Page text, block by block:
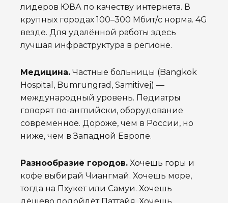
лидеров ЮВА по качеству интернета. В
крупных городах 100–300 Мбит/с норма. 4G
везде. Для удалённой работы здесь
лучшая инфраструктура в регионе.
Медицина. Частные больницы (Bangkok
Hospital, Bumrungrad, Samitivej) —
международный уровень. Педиатры
говорят по-английски, оборудование
современное. Дороже, чем в России, но
ниже, чем в Западной Европе.
Разнообразие городов. Хочешь горы и
кофе выбирай Чиангмай. Хочешь море,
тогда на Пхукет или Самуи. Хочешь